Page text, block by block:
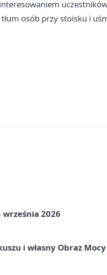
osób przy stoisku i
września 2026
i własny Obraz Mocy